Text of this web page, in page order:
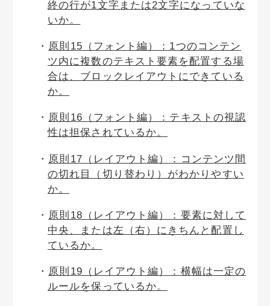
終の行が1文字または2文字になっていな
いか。
原則15（フォント編）：1つのコンテン
ツ内に複数のテキスト要素を配置する場
合は、ブロックレイアウトにできている
か。
原則16（フォント編）：テキストの視認
性は担保されているか。
原則17（レイアウト編）：コンテンツ間
の切れ目（切り替わり）がわかりやすい
か。
原則18（レイアウト編）：要素に対して
中央、または左（右）にきちんと配置し
ているか。
原則19（レイアウト編）：横幅は一定の
ルールを保っているか。